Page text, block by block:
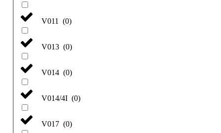
V011 (0)
V013 (0)
V014 (0)
V014/4I (0)
V017 (0)